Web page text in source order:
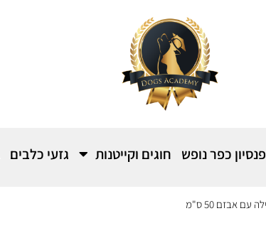
פנסיון כפר נופש חוגים וקייטנות גזעי כלבים